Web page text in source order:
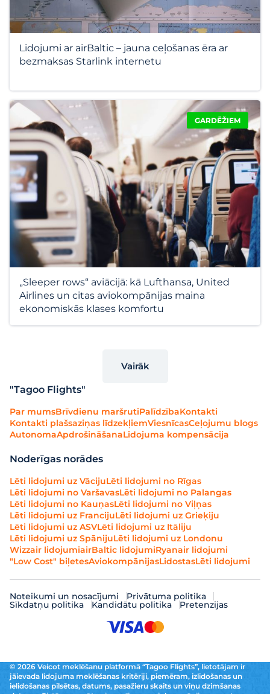
Lidojumi ar airBaltic – jauna ceļošanas ēra ar
bezmaksas Starlink internetu
GARDĒŽIEM
„Sleeper rows“ aviācijā: kā Lufthansa, United
Airlines un citas aviokompānijas maina
ekonomiskās klases komfortu
Vairāk
"Tagoo Flights"
Par mumsBrīvdienu maršrutiPalīdzībaKontakti
Kontakti plašsaziņas līdzekļiemViesnīcasCeļojumu blogs
AutonomaApdrošināšanaLidojuma kompensācija
Noderīgas norādes
Lēti lidojumi uz VācijuLēti lidojumi no Rīgas
Lēti lidojumi no VaršavasLēti lidojumi no Palangas
Lēti lidojumi no KauņasLēti lidojumi no Viļņas
Lēti lidojumi uz FrancijuLēti lidojumi uz Grieķiju
Lēti lidojumi uz ASVLēti lidojumi uz Itāliju
Lēti lidojumi uz SpānijuLēti lidojumi uz Londonu
Wizzair lidojumiairBaltic lidojumiRyanair lidojumi
"Low Cost" biļetesAviokompānijasLidostasLēti lidojumi
Noteikumi un nosacījumi Privātuma politika
Sīkdatņu politika Kandidātu politika Pretenzijas
© 2026 Veicot meklēšanu platformā “Tagoo Flights”, lietotājam ir
jāievada lidojuma meklēšanas kritēriji, piemēram, izlidošanas un
ielidošanas pilsētas, datums, pasažieru skaits un viņu dzimšanas